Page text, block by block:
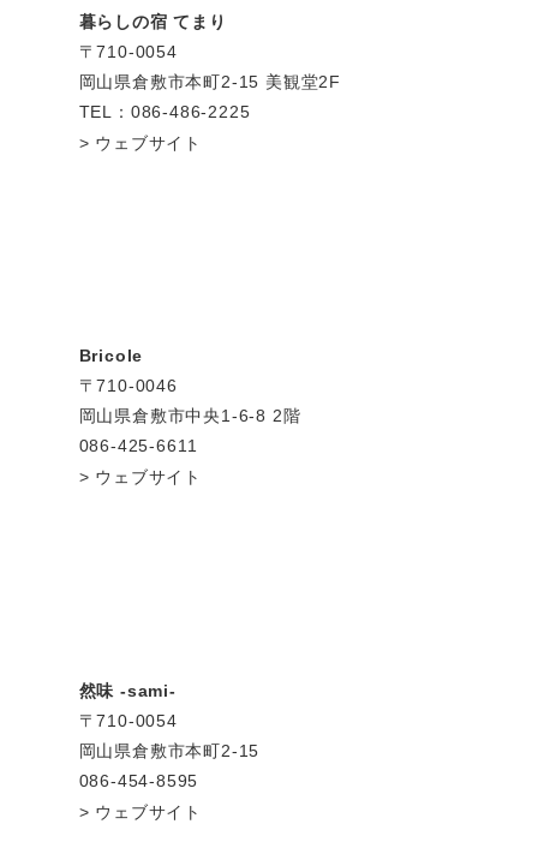
暮らしの宿 てまり
〒710-0054
岡山県倉敷市本町2-15 美観堂2F
TEL：086-486-2225
ウェブサイト
Bricole
〒710-0046
岡山県倉敷市中央1-6-8 2階
086-425-6611
ウェブサイト
然味 -sami-
〒710-0054
岡山県倉敷市本町2-15
086-454-8595
ウェブサイト